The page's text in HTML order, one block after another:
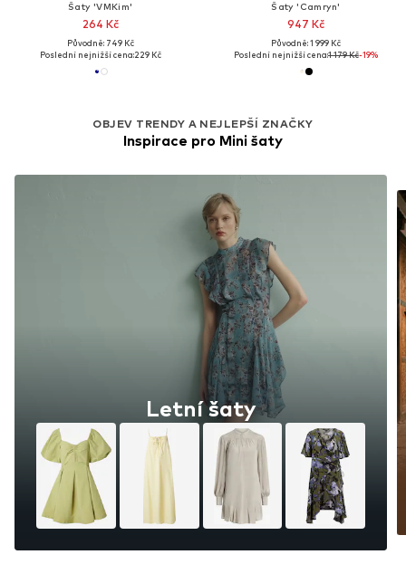
Šaty 'VMKim'
264 Kč
Původně: 749 Kč
Poslední nejnižší cena:229 Kč
Šaty 'Camryn'
947 Kč
Původně: 1 999 Kč
Poslední nejnižší cena:1 179 Kč-19%
OBJEV TRENDY A NEJLEPŠÍ ZNAČKY
Inspirace pro Mini šaty
Letní šaty